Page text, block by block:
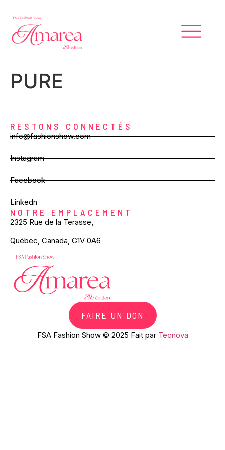
PURE
RESTONS CONNECTÉS
info@fashionshow.com
Instagram
Facebook
Linkedn
NOTRE EMPLACEMENT
2325 Rue de la Terasse,
Québec, Canada, G1V 0A6
FAIRE UN DON
FSA Fashion Show © 2025 Fait par Tecnova